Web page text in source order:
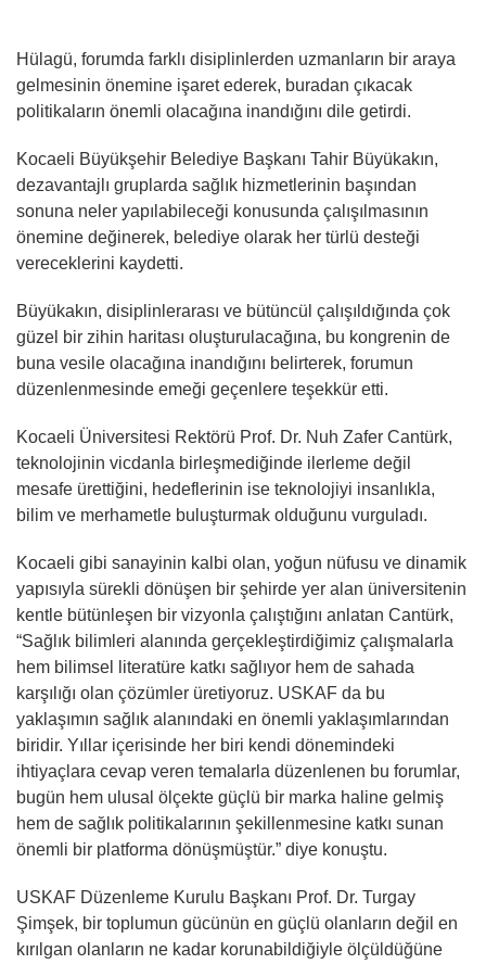
Hülagü, forumda farklı disiplinlerden uzmanların bir araya
gelmesinin önemine işaret ederek, buradan çıkacak
politikaların önemli olacağına inandığını dile getirdi.
Kocaeli Büyükşehir Belediye Başkanı Tahir Büyükakın,
dezavantajlı gruplarda sağlık hizmetlerinin başından
sonuna neler yapılabileceği konusunda çalışılmasının
önemine değinerek, belediye olarak her türlü desteği
vereceklerini kaydetti.
Büyükakın, disiplinlerarası ve bütüncül çalışıldığında çok
güzel bir zihin haritası oluşturulacağına, bu kongrenin de
buna vesile olacağına inandığını belirterek, forumun
düzenlenmesinde emeği geçenlere teşekkür etti.
Kocaeli Üniversitesi Rektörü Prof. Dr. Nuh Zafer Cantürk,
teknolojinin vicdanla birleşmediğinde ilerleme değil
mesafe ürettiğini, hedeflerinin ise teknolojiyi insanlıkla,
bilim ve merhametle buluşturmak olduğunu vurguladı.
Kocaeli gibi sanayinin kalbi olan, yoğun nüfusu ve dinamik
yapısıyla sürekli dönüşen bir şehirde yer alan üniversitenin
kentle bütünleşen bir vizyonla çalıştığını anlatan Cantürk,
“Sağlık bilimleri alanında gerçekleştirdiğimiz çalışmalarla
hem bilimsel literatüre katkı sağlıyor hem de sahada
karşılığı olan çözümler üretiyoruz. USKAF da bu
yaklaşımın sağlık alanındaki en önemli yaklaşımlarından
biridir. Yıllar içerisinde her biri kendi dönemindeki
ihtiyaçlara cevap veren temalarla düzenlenen bu forumlar,
bugün hem ulusal ölçekte güçlü bir marka haline gelmiş
hem de sağlık politikalarının şekillenmesine katkı sunan
önemli bir platforma dönüşmüştür.” diye konuştu.
USKAF Düzenleme Kurulu Başkanı Prof. Dr. Turgay
Şimşek, bir toplumun gücünün en güçlü olanların değil en
kırılgan olanların ne kadar korunabildiğiyle ölçüldüğüne